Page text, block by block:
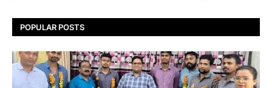
POPULAR POSTS